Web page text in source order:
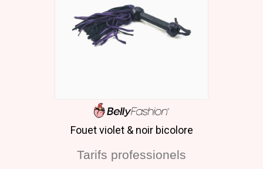
Fouet violet & noir bicolore
Tarifs professionels